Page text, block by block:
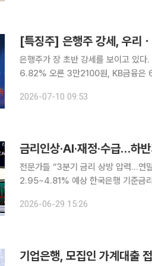
은행주가 장 초반 강세를 보이고 있다. 10일 한국거래소에 따르면 우리금융지주는 전 거래일 대비
6.82% 오른 3만2100원, KB금융은
행(5.37%), 신한지주(4.67%),
2026-07-10 09:53
금리인상·AI·재정·수급…하
전문가들 “3분기 금리 상방 압력…
2.95~4.81% 예상 한국은행 기준금리 인상과 연방준비제도(Fed·연준) 통화정책, AI 반도체 경기,
29일 채권시장 전문가들은 올 하반기
2026-06-29 15:26
기업은행, 모집인 가계대출